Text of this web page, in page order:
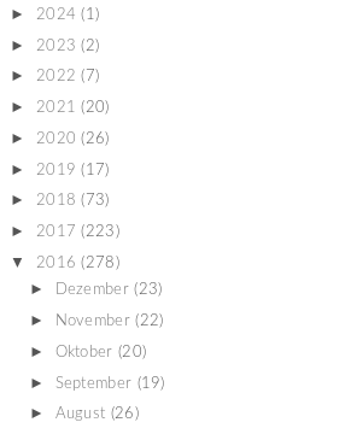
► 2024 (1)
► 2023 (2)
► 2022 (7)
► 2021 (20)
► 2020 (26)
► 2019 (17)
► 2018 (73)
► 2017 (223)
▼ 2016 (278)
► Dezember (23)
► November (22)
► Oktober (20)
► September (19)
► August (26)